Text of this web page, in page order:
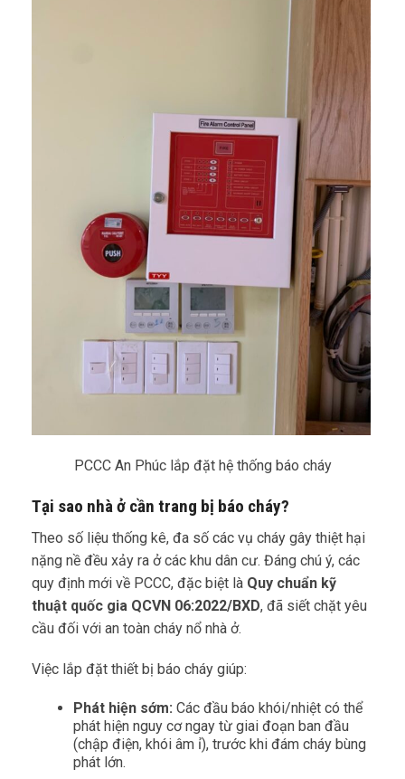
PCCC An Phúc lắp đặt hệ thống báo cháy
Tại sao nhà ở cần trang bị báo cháy?
Theo số liệu thống kê, đa số các vụ cháy gây thiệt hại
nặng nề đều xảy ra ở các khu dân cư. Đáng chú ý, các
quy định mới về PCCC, đặc biệt là Quy chuẩn kỹ
thuật quốc gia QCVN 06:2022/BXD, đã siết chặt yêu
cầu đối với an toàn cháy nổ nhà ở.
Việc lắp đặt thiết bị báo cháy giúp:
Phát hiện sớm: Các đầu báo khói/nhiệt có thể
phát hiện nguy cơ ngay từ giai đoạn ban đầu
(chập điện, khói âm ỉ), trước khi đám cháy bùng
phát lớn.